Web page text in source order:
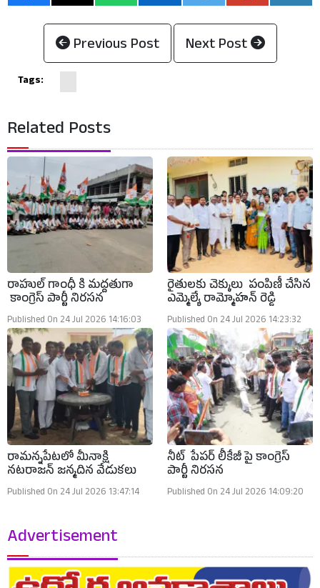
Previous Post Next Post
Tags:
Related Posts
రాహుల్ గాంధీ కి మద్దతుగా
కాంగ్రెస్ పార్టీ నిరసన
Published On 24 Jul 2026 14:16:03
రైతులకు చెక్కులు పంపిణీ చేసిన
ఎమ్మెల్యే రామ్మోహన్ రెడ్డి
Published On 24 Jul 2026 14:23:32
రామన్నపేటలో మీనాక్షి
నటరాజన్ జన్మదిన వేడుకలు
Published On 24 Jul 2026 13:47:14
నీట్ పేపర్ లీకేజీ పై కాంగ్రెస్
పార్టీ నిరసన
Published On 24 Jul 2026 14:09:20
Advertisement